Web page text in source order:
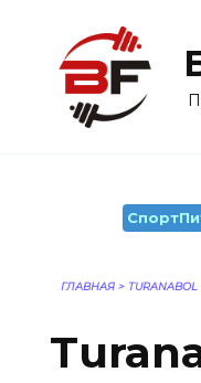
содержанию
ГЛАВНАЯ >